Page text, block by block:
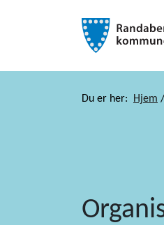
Du er her: Hjem /